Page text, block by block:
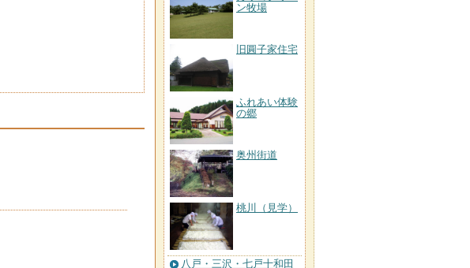
ン牧場
旧圓子家住宅
ふれあい体験
の郷
奥州街道
桃川（見学）
八戸・三沢・七戸十和田